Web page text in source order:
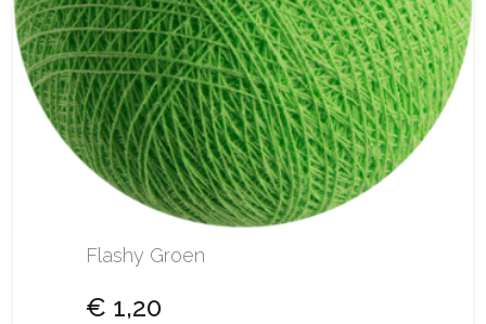
Flashy Groen
€ 1,20